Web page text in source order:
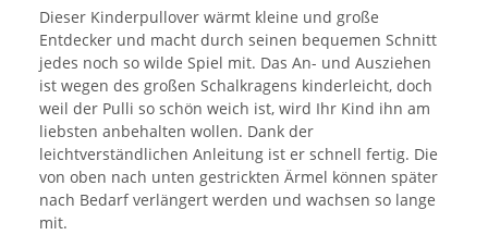
Dieser Kinderpullover wärmt kleine und große
Entdecker und macht durch seinen bequemen Schnitt
jedes noch so wilde Spiel mit. Das An- und Ausziehen
ist wegen des großen Schalkragens kinderleicht, doch
weil der Pulli so schön weich ist, wird Ihr Kind ihn am
liebsten anbehalten wollen. Dank der
leichtverständlichen Anleitung ist er schnell fertig. Die
von oben nach unten gestrickten Ärmel können später
nach Bedarf verlängert werden und wachsen so lange
mit.